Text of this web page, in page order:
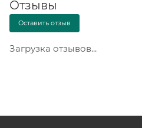
Отзывы
Оставить отзыв
Загрузка отзывов...